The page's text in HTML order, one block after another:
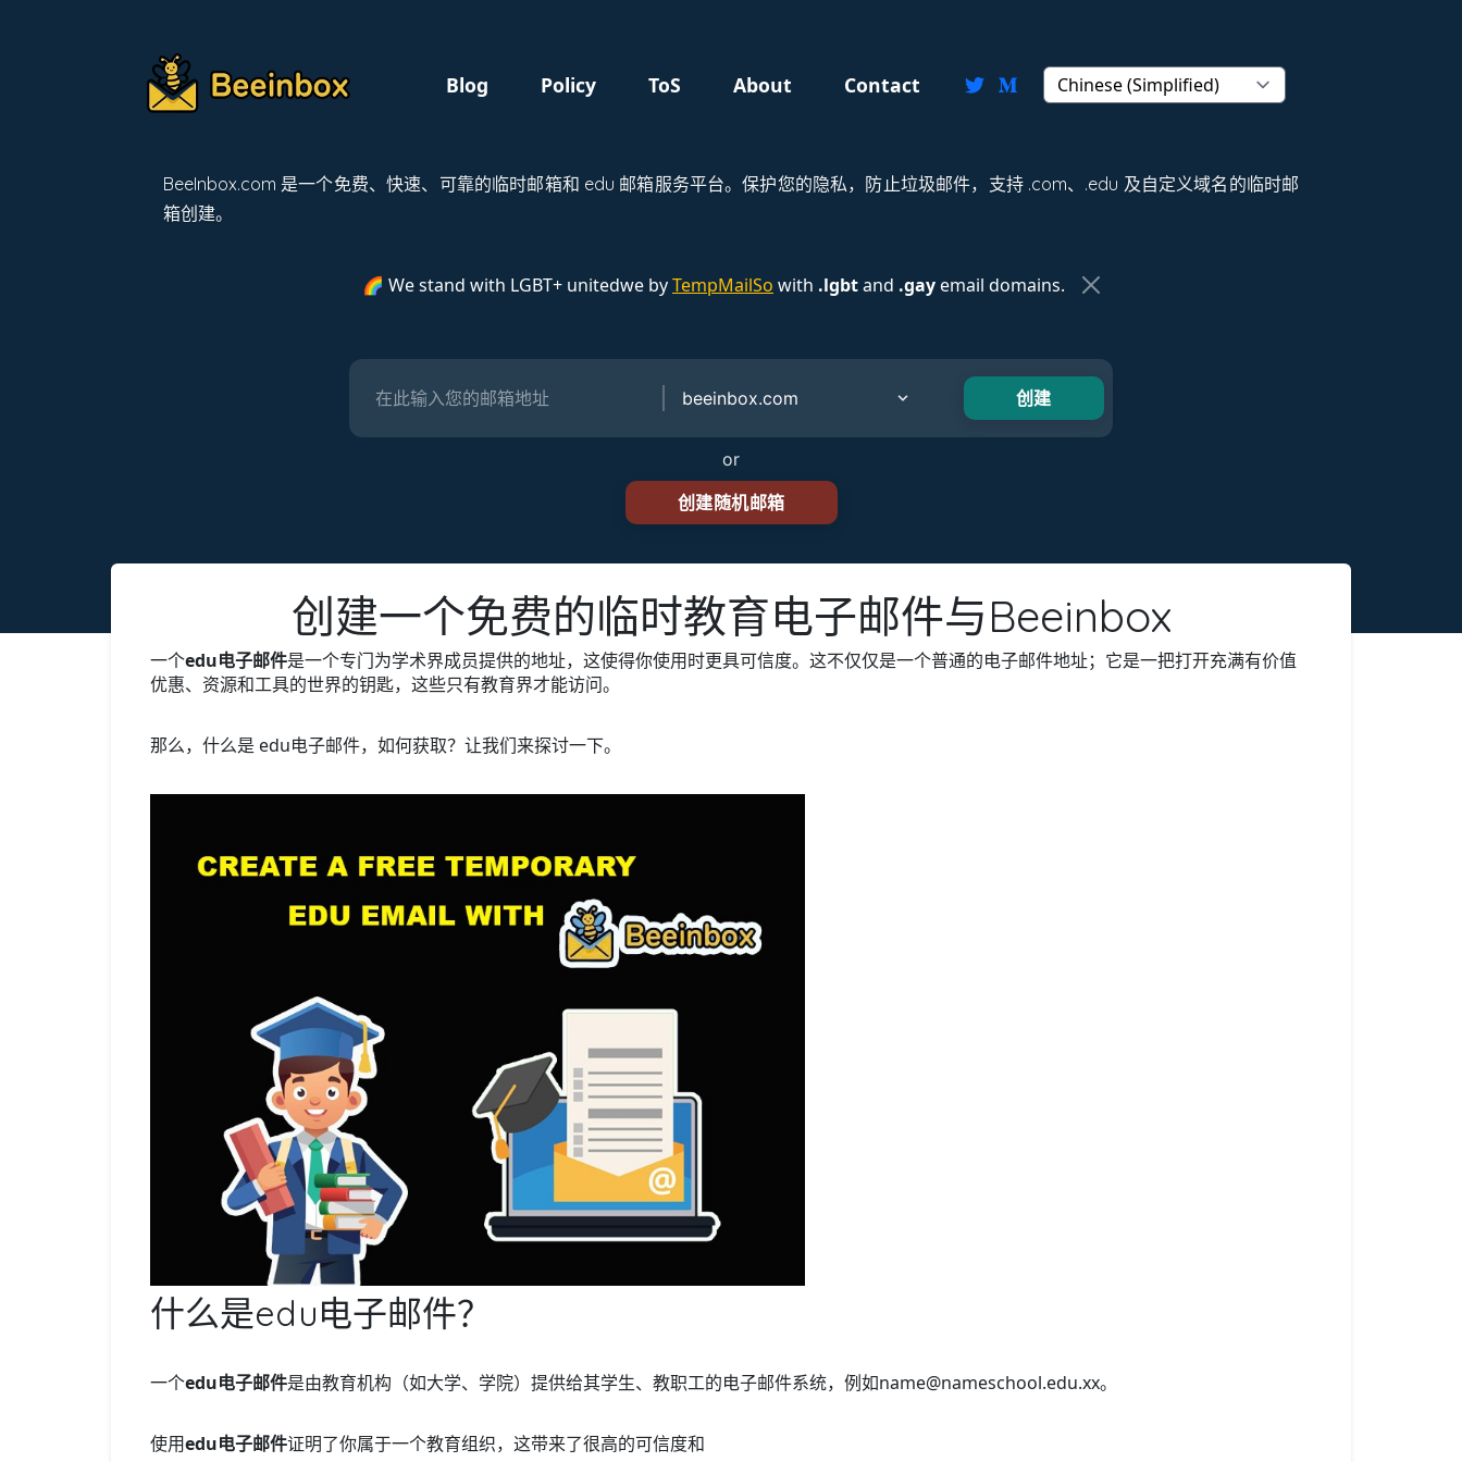
Blog Policy ToS About Contact
BeeInbox.com 是一个免费、快速、可靠的临时邮箱和 edu 邮箱服务平台。保护您的隐私，防止垃圾邮件，支持 .com、.edu 及自定义域名的临时邮
箱创建。
🌈 We stand with LGBT+ unitedwe byTempMailSo with .lgbtand .gayemail domains.
or
创建一个免费的临时教育电子邮件与Beeinbox
一个edu电子邮件是一个专门为学术界成员提供的地址，这使得你使用时更具可信度。这不仅仅是一个普通的电子邮件地址；它是一把打开充满有价值
优惠、资源和工具的世界的钥匙，这些只有教育界才能访问。
那么，什么是 edu电子邮件，如何获取？让我们来探讨一下。
什么是edu电子邮件？
一个edu电子邮件是由教育机构（如大学、学院）提供给其学生、教职工的电子邮件系统，例如name@nameschool.edu.xx。
使用edu电子邮件证明了你属于一个教育组织，这带来了很高的可信度和